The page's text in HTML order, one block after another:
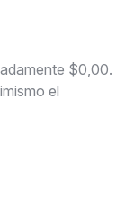
$0,00.
el